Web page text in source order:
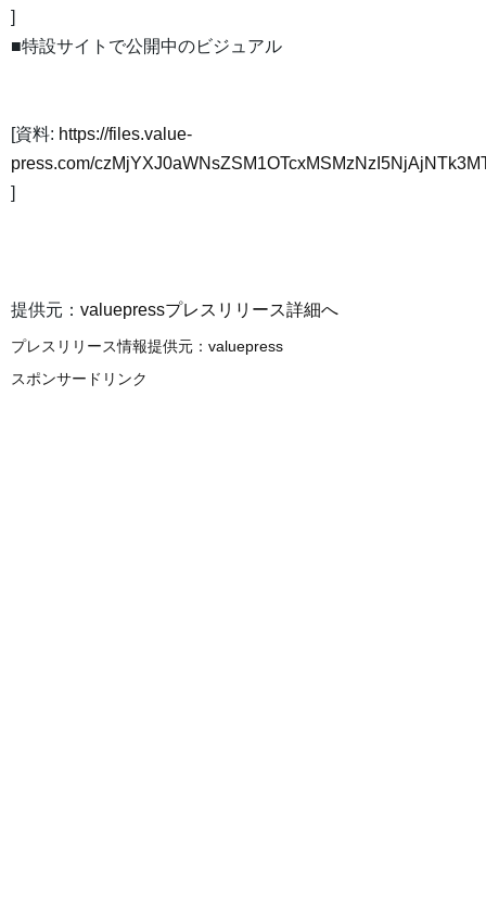
]
■特設サイトで公開中のビジュアル
[資料: https://files.value-
press.com/
]
提供元： valuepressプレスリリース詳細へ
プレスリリース情報提供元： valuepress
スポンサードリンク